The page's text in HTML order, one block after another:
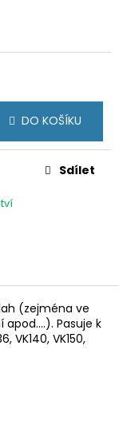
DO KOŠÍKU
Sdílet
(zejména ve
Pasuje k
VK140, VK150,